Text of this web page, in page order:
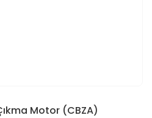
Motor (CBZA)